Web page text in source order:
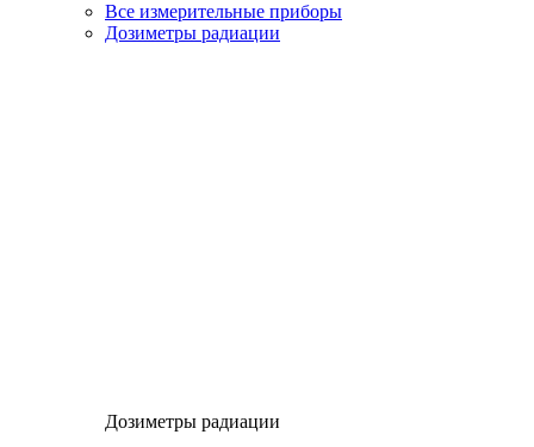
Все измерительные приборы
Дозиметры радиации
Дозиметры радиации